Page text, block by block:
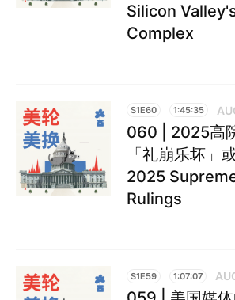
Silicon
Complex
S1E60 1:45:35
060 | 2025高
「礼崩乐坏」
2025
Rulings
S1E59 1:07:07